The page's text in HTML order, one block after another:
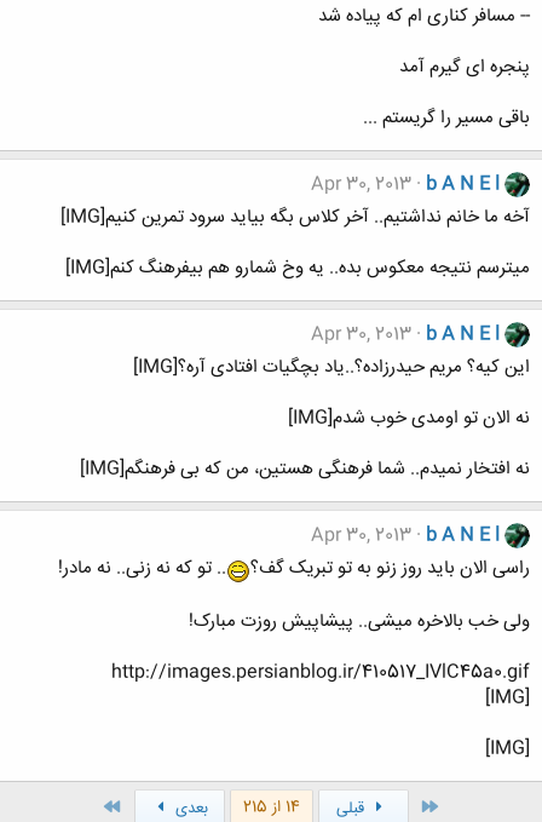
-- مسافر کناری ام که پیاده شد
پنجره ای گیرم آمد
باقی مسیر را گریستم ...
b A N E l
Apr 30, 2013
آخه ما خانم نداشتیم.. آخر کلاس بگه بیاید سرود تمرین کنیم[IMG]
میترسم نتیجه معکوس بده.. یه وخ شمارو هم بیفرهنگ کنم[IMG]
b A N E l
Apr 30, 2013
این کیه؟ مریم حیدرزاده؟..یاد بچگیات افتادی آره؟[IMG]
نه الان تو اومدی خوب شدم[IMG]
نه افتخار نمیدم.. شما فرهنگی هستین، من که بی فرهنگم[IMG]
b A N E l
Apr 30, 2013
راسی الان باید روز زنو به تو تبریک گف؟
.. تو که نه زنی.. نه مادر!
ولی خب بالاخره میشی.. پیشاپیش روزت مبارک!
http://images.persianblog.ir/410517_IVlC45a0.gif
[IMG]
[IMG]
اول قبلی 14 از 215 بعدی